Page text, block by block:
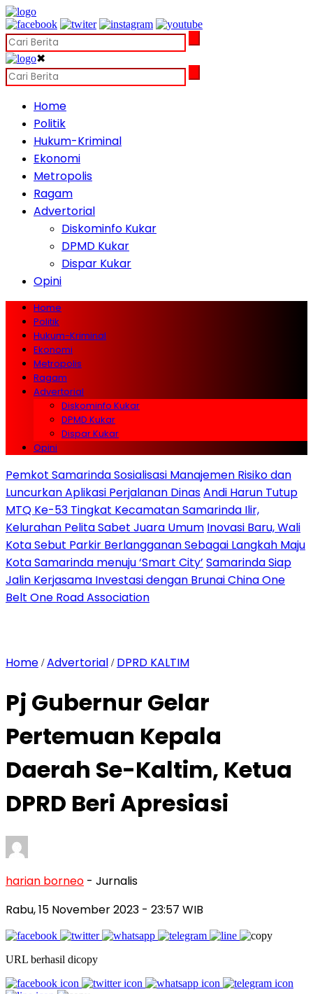
✖
Home
Politik
Hukum-Kriminal
Ekonomi
Metropolis
Ragam
Advertorial
Diskominfo Kukar
DPMD Kukar
Dispar Kukar
Opini
Home
Politik
Hukum-Kriminal
Ekonomi
Metropolis
Ragam
Advertorial
Diskominfo Kukar
DPMD Kukar
Dispar Kukar
Opini
Pemkot Samarinda Sosialisasi Manajemen Risiko dan
Luncurkan Aplikasi Perjalanan DinasAndi Harun Tutup
MTQ Ke-53 Tingkat Kecamatan Samarinda Ilir,
Kelurahan Pelita Sabet Juara Umum Inovasi Baru, Wali
Kota Sebut Parkir Berlangganan Sebagai Langkah Maju
Kota Samarinda menuju ‘Smart City’ Samarinda Siap
Jalin Kerjasama Investasi dengan Brunai China One
Belt One Road Association
Home /Advertorial / DPRD KALTIM
Pj Gubernur Gelar
Pertemuan Kepala
Daerah Se-Kaltim, Ketua
DPRD Beri Apresiasi
harian borneo - Jurnalis
Rabu, 15 November 2023 - 23:57 WIB
URL berhasil dicopy